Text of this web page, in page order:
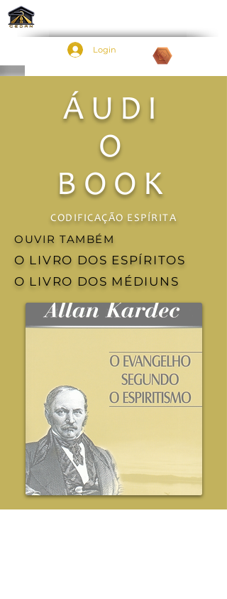
Login
ÁUDI
O
BOOK
CODIFICAÇÃO ESPÍRITA
OUVIR TAMBÉM
O LIVRO DOS ESPÍRITOS
O LIVRO DOS MÉDIUNS